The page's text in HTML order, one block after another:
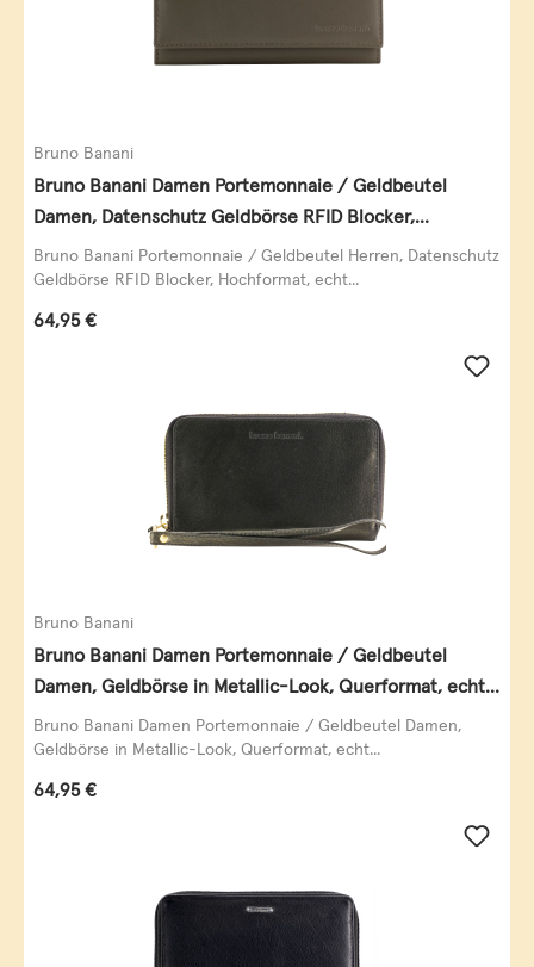
Bruno Banani
Bruno Banani Damen Portemonnaie / Geldbeutel
Damen, Datenschutz Geldbörse RFID Blocker,
Querformat, echt Leder, taupe
Bruno Banani Portemonnaie / Geldbeutel Herren, Datenschutz
Geldbörse RFID Blocker, Hochformat, echt...
Regulärer Preis:
64,95 €
Bruno Banani
Bruno Banani Damen Portemonnaie / Geldbeutel
Damen, Geldbörse in Metallic-Look, Querformat, echt
Leder, schwarz-gold
Bruno Banani Damen Portemonnaie / Geldbeutel Damen,
Geldbörse in Metallic-Look, Querformat, echt...
Regulärer Preis:
64,95 €